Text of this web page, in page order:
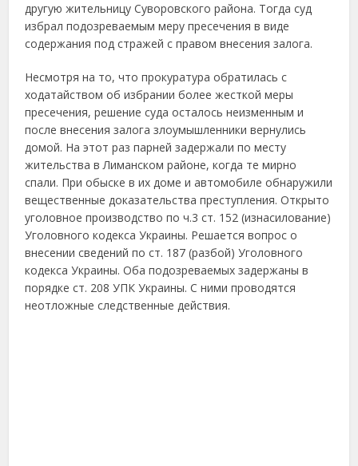
другую жительницу Суворовского района. Тогда суд
избрал подозреваемым меру пресечения в виде
содержания под стражей с правом внесения залога.
Несмотря на то, что прокуратура обратилась с
ходатайством об избрании более жесткой меры
пресечения, решение суда осталось неизменным и
после внесения залога злоумышленники вернулись
домой. На этот раз парней задержали по месту
жительства в Лиманском районе, когда те мирно
спали. При обыске в их доме и автомобиле обнаружили
вещественные доказательства преступления. Открыто
уголовное производство по ч.3 ст. 152 (изнасилование)
Уголовного кодекса Украины. Решается вопрос о
внесении сведений по ст. 187 (разбой) Уголовного
кодекса Украины. Оба подозреваемых задержаны в
порядке ст. 208 УПК Украины. С ними проводятся
неотложные следственные действия.